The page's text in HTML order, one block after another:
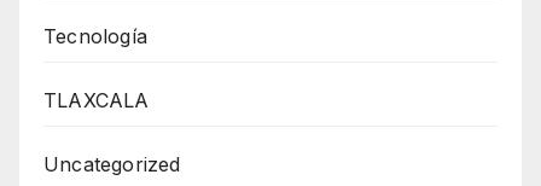
Tecnología
TLAXCALA
Uncategorized